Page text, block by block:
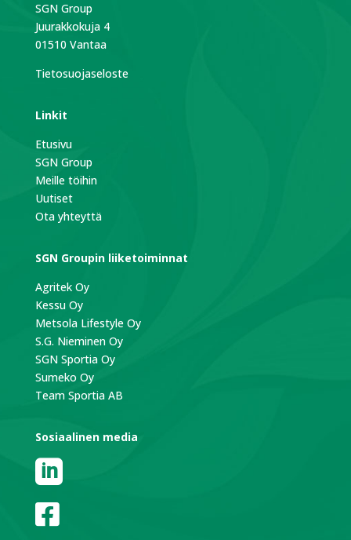
SGN Group
Juurakkokuja 4
01510 Vantaa
Tietosuojaseloste
Linkit
Etusivu
SGN Group
Meille töihin
Uutiset
Ota yhteyttä
SGN Groupin liiketoiminnat
Agritek Oy
Kessu Oy
Metsola Lifestyle Oy
S.G. Nieminen Oy
SGN Sportia Oy
Sumeko Oy
Team Sportia AB
Sosiaalinen media

